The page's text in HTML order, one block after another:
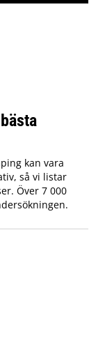
kan vara
så vi listar
Över 7 000